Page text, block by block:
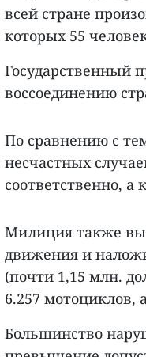
всей стране
которых 55
Государственный
воссоединению
По сравнению с
несчастных
соответственно, а
Милиция также
движения и
(почти 1,15 млн.
6.257 мотоциклов,
Большинство